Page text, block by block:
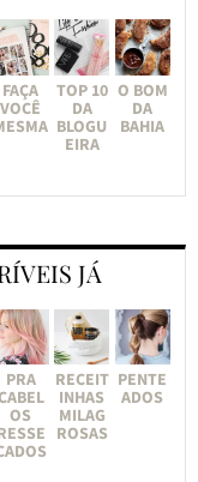
FAÇA
VOCÊ
TOP 10
DA
BLOGU
EIRA
O BOM
DA
BAHIA
JÁ
PRA
OS
RECEIT
INHAS
MILAG
ROSAS
PENTE
ADOS